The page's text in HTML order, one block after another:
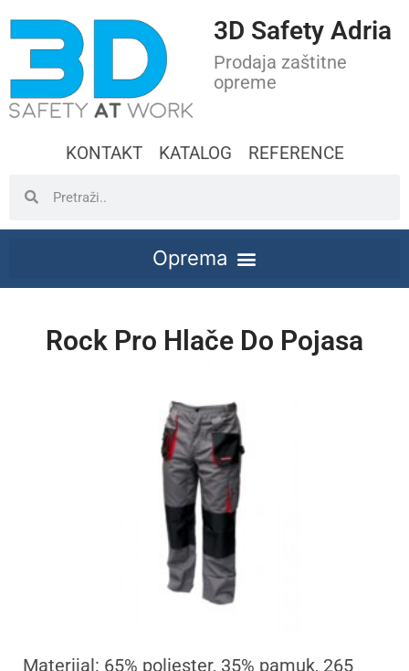
3D Safety Adria
Prodaja zaštitne
opreme
KONTAKT KATALOG REFERENCE
Rock Pro Hlače Do Pojasa
Materijal: 65% poliester, 35% pamuk, 265